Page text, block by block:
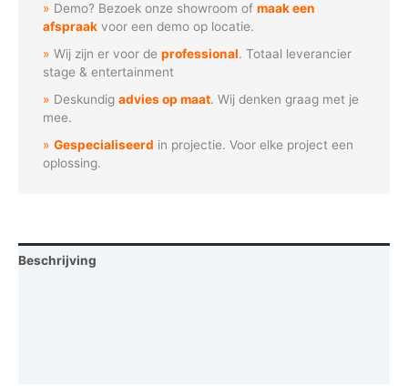
aantal
Demo? Bezoek onze showroom ofmaak een
afspraak voor een demo op locatie.
Wij zijn er voor deprofessional. Totaal leverancier
stage & entertainment
Deskundigadvies op maat. Wij denken graag met je
mee.
Gespecialiseerd in projectie. Voor elke project een
oplossing.
Beschrijving